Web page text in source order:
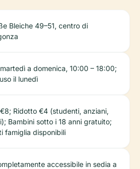
Bleiche 49–51, centro di
a domenica, 10:00 – 18:00;
il lunedì
Ridotto €4 (studenti, anziani,
Bambini sotto i 18 anni gratuito;
famiglia disponibili
accessibile in sedia a